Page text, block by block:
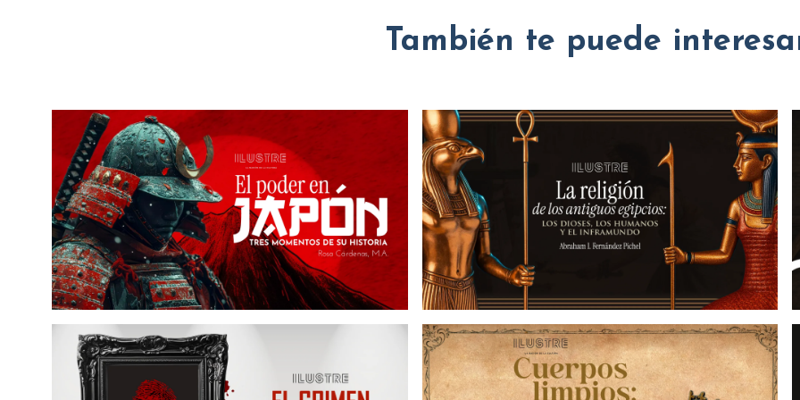
También te puede